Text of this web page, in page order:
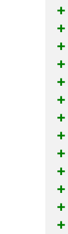
+
+
+
+
+
+
+
+
+
+
+
+
+